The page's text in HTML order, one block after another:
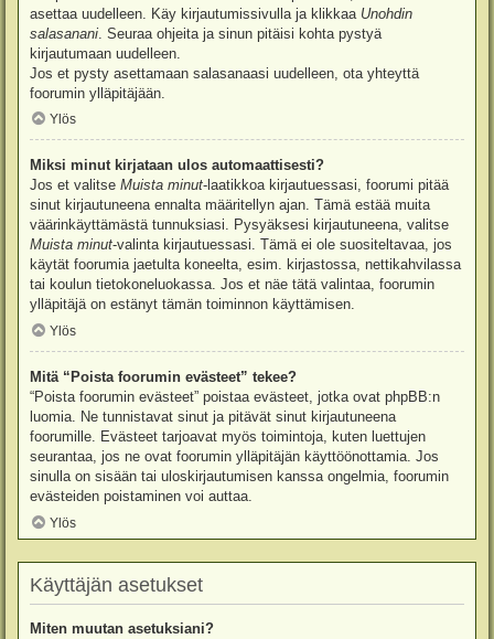
asettaa uudelleen. Käy kirjautumissivulla ja klikkaa Unohdin
salasanani . Seuraa ohjeita ja sinun pitäisi kohta pystyä
kirjautumaan uudelleen.
Jos et pysty asettamaan salasanaasi uudelleen, ota yhteyttä
foorumin ylläpitäjään.
Ylös
Miksi minut kirjataan ulos automaattisesti?
Jos et valitse Muista minut-laatikkoa kirjautuessasi, foorumi pitää
sinut kirjautuneena ennalta määritellyn ajan. Tämä estää muita
väärinkäyttämästä tunnuksiasi. Pysyäksesi kirjautuneena, valitse
Muista minut-valinta kirjautuessasi. Tämä ei ole suositeltavaa, jos
käytät foorumia jaetulta koneelta, esim. kirjastossa, nettikahvilassa
tai koulun tietokoneluokassa. Jos et näe tätä valintaa, foorumin
ylläpitäjä on estänyt tämän toiminnon käyttämisen.
Ylös
Mitä “Poista foorumin evästeet” tekee?
“Poista foorumin evästeet” poistaa evästeet, jotka ovat phpBB:n
luomia. Ne tunnistavat sinut ja pitävät sinut kirjautuneena
foorumille. Evästeet tarjoavat myös toimintoja, kuten luettujen
seurantaa, jos ne ovat foorumin ylläpitäjän käyttöönottamia. Jos
sinulla on sisään tai uloskirjautumisen kanssa ongelmia, foorumin
evästeiden poistaminen voi auttaa.
Ylös
Käyttäjän asetukset
Miten muutan asetuksiani?